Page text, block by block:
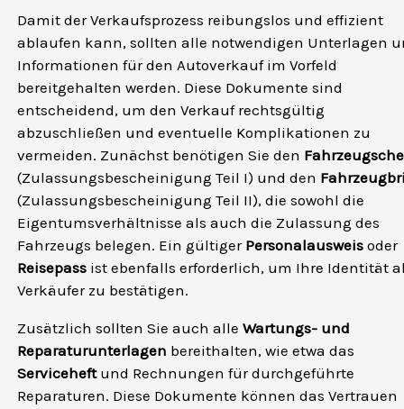
Damit der Verkaufsprozess reibungslos und effizient
ablaufen kann, sollten alle notwendigen Unterlagen
Informationen für den Autoverkauf im Vorfeld
bereitgehalten werden. Diese Dokumente sind
entscheidend, um den Verkauf rechtsgültig
abzuschließen und eventuelle Komplikationen zu
vermeiden. Zunächst benötigen Sie den
(Zulassungsbescheinigung Teil I) und den
(Zulassungsbescheinigung Teil II), die sowohl die
Eigentumsverhältnisse als auch die Zulassung des
Fahrzeugs belegen. Ein gültiger Personalausweis oder
Reisepass ist ebenfalls erforderlich, um Ihre Identität
Verkäufer zu bestätigen.
Zusätzlich sollten Sie auch alle Wartungs- und
Reparaturunterlagen bereithalten, wie etwa das
Serviceheftund Rechnungen für durchgeführte
Reparaturen. Diese Dokumente können das Vertrauen